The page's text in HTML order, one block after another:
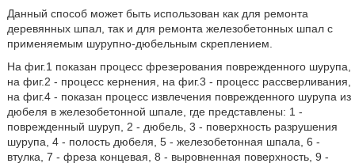
Данный способ может быть использован как для ремонта
деревянных шпал, так и для ремонта железобетонных шпал с
применяемым шурупно-дюбельным скреплением.
На фиг.1 показан процесс фрезерования поврежденного шурупа,
на фиг.2 - процесс кернения, на фиг.3 - процесс рассверливания,
на фиг.4 - показан процесс извлечения поврежденного шурупа из
дюбеля в железобетонной шпале, где представлены: 1 -
поврежденный шуруп, 2 - дюбель, 3 - поверхность разрушения
шурупа, 4 - полость дюбеля, 5 - железобетонная шпала, 6 -
втулка, 7 - фреза концевая, 8 - выровненная поверхность, 9 -